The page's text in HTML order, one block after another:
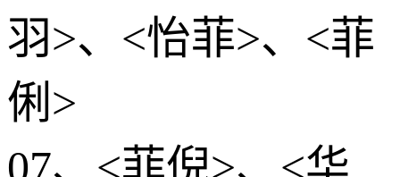
羽>、<怡菲>、<菲
俐>
07、<菲倪>、<华